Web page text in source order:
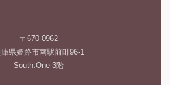
〒670-0962
県姫路市南駅前町96-1
South.One 3階